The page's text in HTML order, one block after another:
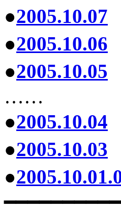
●2005.10.07
●2005.10.06
●2005.10.05
……
●2005.10.04
●2005.10.03
●